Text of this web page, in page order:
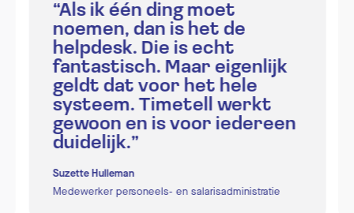
“Als ik één ding moet
noemen, dan is het de
helpdesk. Die is echt
fantastisch. Maar eigenlijk
geldt dat voor het hele
systeem. Timetell werkt
gewoon en is voor iedereen
duidelijk.”
Suzette Hulleman
Medewerker personeels- en salarisadministratie